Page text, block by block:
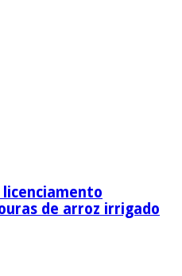
licenciamento
de arroz irrigado